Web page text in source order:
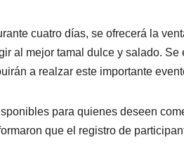
cuatro días, se ofrecerá la
al mejor tamal dulce y salado.
a realzar este importante
para quienes deseen
que el registro de